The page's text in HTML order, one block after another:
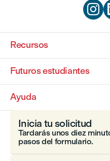

Recursos
Futuros estudiantes
Ayuda
Inicia tu solicitud
Tardarás unos diez
pasos del formulario.